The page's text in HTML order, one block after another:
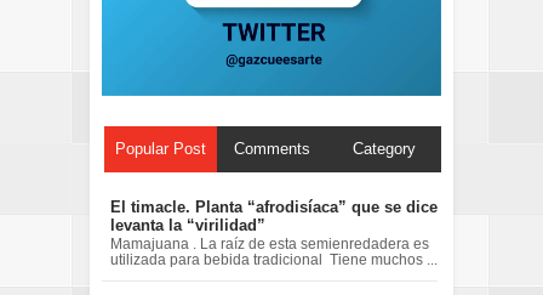
Popular Post Comments Category
El timacle. Planta “afrodisíaca” que se dice
levanta la “virilidad”
Mamajuana . La raíz de esta semienredadera es
utilizada para bebida tradicional Tiene muchos ...